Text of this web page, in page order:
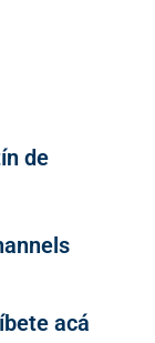
de
acá